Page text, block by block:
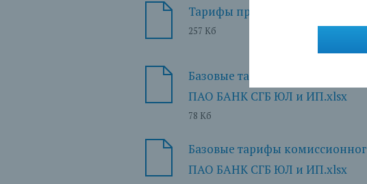
Тарифы при кредитовании
257 Кб
Базовые тарифы
ПАО БАНК СГБ ЮЛ и ИП.xlsx
78 Кб
Базовые тарифы
ПАО БАНК СГБ ЮЛ и ИП.xlsx